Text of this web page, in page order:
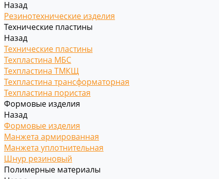
Назад
Резинотехнические изделия
Технические пластины
Назад
Технические пластины
Техпластина МБС
Техпластина ТМКЩ
Техпластина трансформаторная
Техпластина пористая
Формовые изделия
Назад
Формовые изделия
Манжета армированная
Манжета уплотнительная
Шнур резиновый
Полимерные материалы